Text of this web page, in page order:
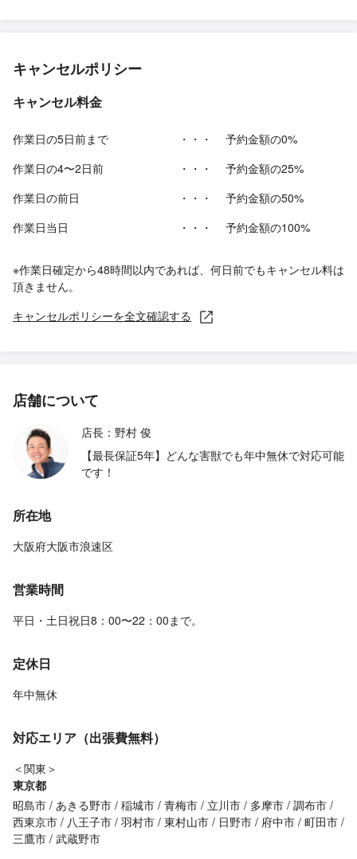
キャンセルポリシー
キャンセル料金
作業日の5日前まで ・・・
予約金額の0%
作業日の4〜2日前
・・・
予約金額の25%
作業日の前日
・・・
予約金額の50%
作業日当日
・・・ 予約金額の100%
※作業日確定から48時間以内であれば、何日前でもキャンセル料は
頂きません。
キャンセルポリシーを全文確認する
店舗について
店長：野村 俊
【最長保証5年】どんな害獣でも年中無休で対応可能
です！
所在地
大阪府大阪市浪速区
営業時間
平日・土日祝日8：00〜22：00まで。
定休日
年中無休
対応エリア（出張費無料）
＜関東＞
東京都
昭島市 あきる野市 稲城市 青梅市 立川市 多摩市 調布市
西東京市
八王子市 羽村市 東村山市 日野市 府中市 町田市
三鷹市 武蔵野市